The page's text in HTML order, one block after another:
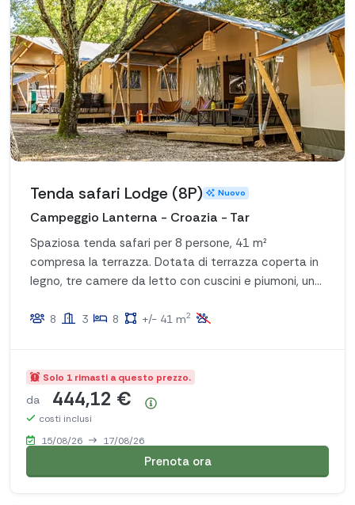
Tenda safari Lodge (8P) Nuovo
Campeggio Lanterna - Croazia - Tar
Spaziosa tenda safari per 8 persone, 41 m²
compresa la terrazza. Dotata di terrazza coperta in
legno, tre camere da letto con cuscini e piumoni, un
attrezzata.
8 3 8 +/- 41 m2
Solo 1 rimasti a questo prezzo.
da 444,12 €
costi inclusi
15/08/26
17/08/26
Prenota ora